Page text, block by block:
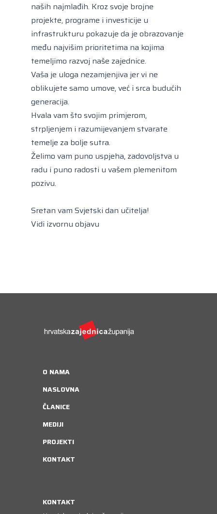
naših najmlađih. Kroz svoje brojne
projekte, programe i investicije u
infrastrukturu pokazuje da je obrazovanje
među najvišim prioritetima na kojima
temeljimo razvoj naše zajednice.
Vaša je uloga nezamjenjiva jer vi ne
oblikujete samo umove, već i srca budućih
generacija.
Hvala vam što svojim primjerom,
strpljenjem i razumijevanjem stvarate
temelje za bolje sutra.
Želimo vam puno uspjeha, zadovoljstva u
radu i puno radosti u vašem plemenitom
pozivu.
Sretan vam Svjetski dan učitelja!
Vidi izvornu objavu
O NAMA
NASLOVNA
ČLANICE
MEDIJI
PROJEKTI
KONTAKT
KONTAKT